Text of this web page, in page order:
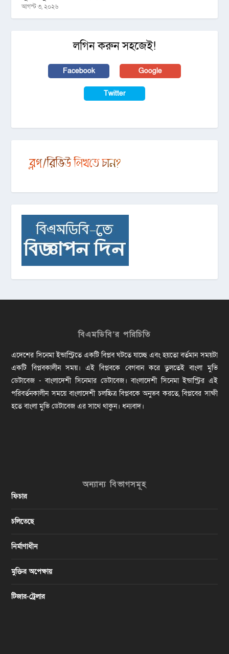
আগস্ট ৩, ২০২৬
লগিন করুন সহজেই!
Facebook Google
Twitter
বিএমডিবি’র পরিচিতি
এদেশের সিনেমা ইন্ডাস্ট্রিতে একটি বিপ্লব ঘটতে যাচ্ছে এবং হয়তো বর্তমান সময়টা
একটি বিপ্লবকালীন সময়। এই বিপ্লবকে বেগবান করে তুলতেই বাংলা মুভি
ডেটাবেজ - বাংলাদেশী সিনেমার ডেটাবেজ। বাংলাদেশী সিনেমা ইন্ডাস্ট্রির এই
পরিবর্তনকালীন সময়ে বাংলাদেশী চলচ্চিত্র বিপ্লবকে অনুভব করতে, বিপ্লবের সাক্ষী
হতে বাংলা মুভি ডেটাবেজ এর সাথে থাকুন। ধন্যবাদ।
অন্যান্য বিভাগসমূহ
ফিচার
চলিতেছে
নির্মাণাধীন
মুক্তির অপেক্ষায়
টিজার-ট্রেলার